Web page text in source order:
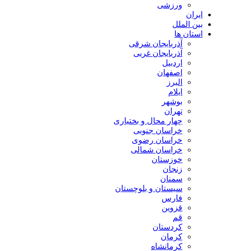
ورزشی
ایران
بین الملل
استان ها
آذربایجان شرقی
آذربایجان غربی
اردبیل
اصفهان
البرز
ایلام
بوشهر
تهران
چهار محال و بختیاری
خراسان جنوبی
خراسان رضوی
خراسان شمالی
خوزستان
زنجان
سمنان
سیستان و بلوچستان
فارس
قزوین
قم
کردستان
کرمان
کرمانشاه